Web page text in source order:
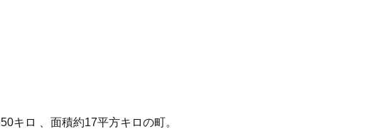
キロ 、面積約17平方キロの町。